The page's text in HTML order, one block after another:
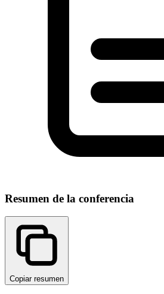
Resumen de la conferencia
Copiar resumen